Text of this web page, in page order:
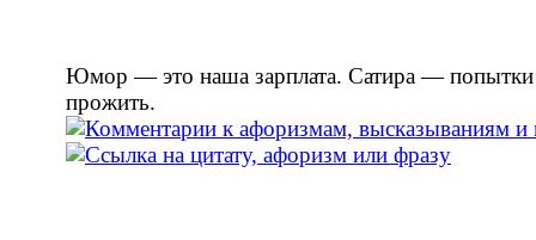
Юмор — это наша зарплата. Сатира — попытки
прожить.